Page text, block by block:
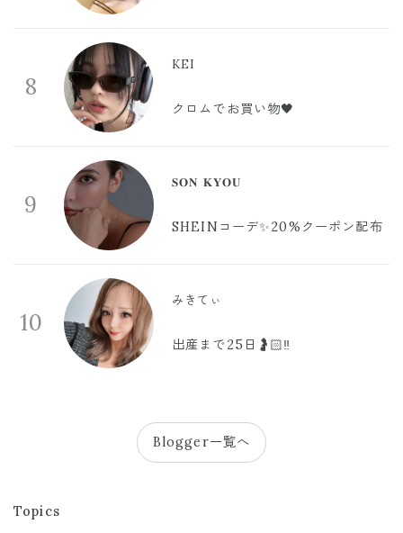
8
KEI
クロムでお買い物🖤
9
𝐒𝐎𝐍 𝐊𝐘𝐎𝐔
SHEINコーデ✨20%クーポン配布
10
みきてぃ
出産まで25日🤰🏻‼️
Blogger一覧へ
Topics